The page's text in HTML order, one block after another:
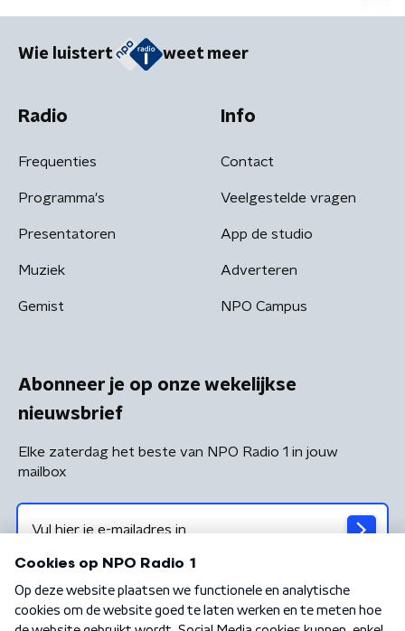
Wie luistert weet meer
Radio
Frequenties
Programma's
Presentatoren
Muziek
Gemist
Info
Contact
Veelgestelde vragen
App de studio
Adverteren
NPO Campus
Abonneer je op onze wekelijkse
nieuwsbrief
Elke zaterdag het beste van NPO Radio 1 in jouw
mailbox